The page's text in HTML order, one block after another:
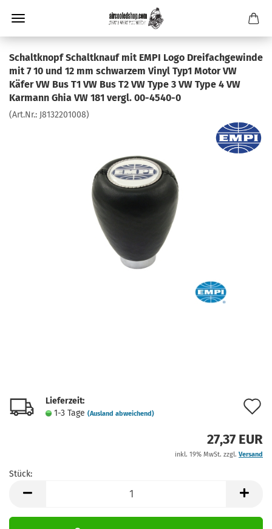
Schaltknopf Schaltknauf mit EMPI Logo Dreifachgewinde
mit 7 10 und 12 mm schwarzem Vinyl Typ1 Motor VW
Käfer VW Bus T1 VW Bus T2 VW Type 3 VW Type 4 VW
Karmann Ghia VW 181 vergl. 00-4540-0
(Art.Nr.: J8132201008)
Lieferzeit:
1-3 Tage (Ausland abweichend)
27,37 EUR
inkl. 19% MwSt. zzgl. Versand
Stück: